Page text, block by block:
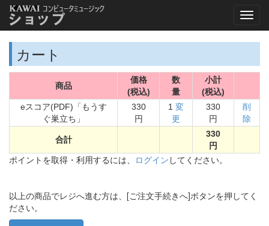
カート
商品
価格
(税込)
数
量
小計
(税込)
eスコア(PDF)「もうす
ぐ巣立ち」
330
円
1 変
更
330
円
削
除
合計
330
円
ポイントを取得・利用するには、 ログイン してください。
以上の商品でレジへ進む方は、[ご注文手続きへ]ボタンを押してく
ださい。